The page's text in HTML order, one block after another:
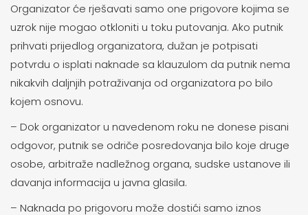
Organizator će rješavati samo one prigovore kojima se
uzrok nije mogao otkloniti u toku putovanja. Ako putnik
prihvati prijedlog organizatora, dužan je potpisati
potvrdu o isplati naknade sa klauzulom da putnik nema
nikakvih daljnjih potraživanja od organizatora po bilo
kojem osnovu.
– Dok organizator u navedenom roku ne donese pisani
odgovor, putnik se odriče posredovanja bilo koje druge
osobe, arbitraže nadležnog organa, sudske ustanove ili
davanja informacija u javna glasila.
– Naknada po prigovoru može dostići samo iznos